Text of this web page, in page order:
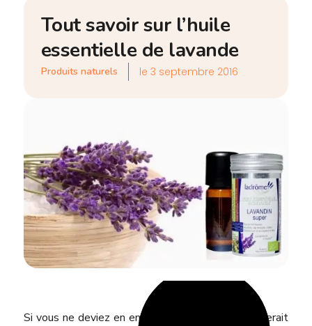
Tout savoir sur l’huile
essentielle de lavande
Produits naturels le 3 septembre 2016
Si vous ne deviez en emporter qu’une seule, ce serait